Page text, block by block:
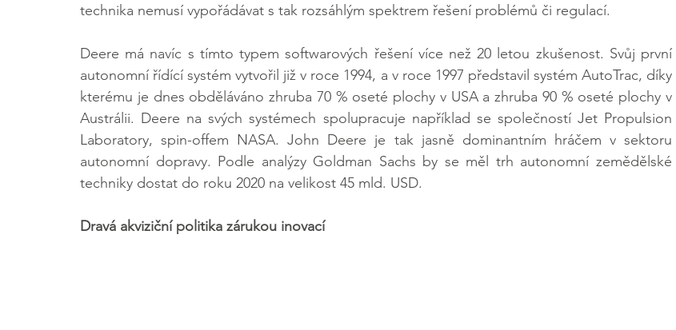
technika nemusí vypořádávat s tak rozsáhlým spektrem řešení problémů či regulací.
Deere má navíc s tímto typem softwarových řešení více než 20 letou zkušenost. Svůj první
autonomní řídící systém vytvořil již v roce 1994, a v roce 1997 představil systém AutoTrac, díky
kterému je dnes obděláváno zhruba 70 % oseté plochy v USA a zhruba 90 % oseté plochy v
Austrálii. Deere na svých systémech spolupracuje například se společností Jet Propulsion
Laboratory, spin-offem NASA. John Deere je tak jasně dominantním hráčem v sektoru
autonomní dopravy. Podle analýzy Goldman Sachs by se měl trh autonomní zemědělské
techniky dostat do roku 2020 na velikost 45 mld. USD.
Dravá akviziční politika zárukou inovací